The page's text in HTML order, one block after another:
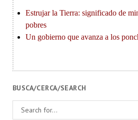
BUSCA/CERCA/SEARCH